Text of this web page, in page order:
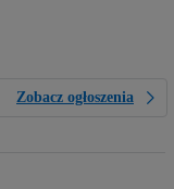
Zobacz ogłoszenia